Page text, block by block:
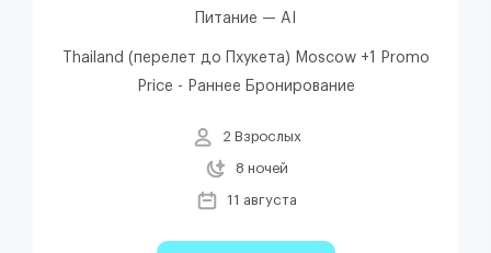
Питание — AI
Thailand (перелет до Пхукета) Moscow +1 Promo
Price - Раннее Бронирование
2 Взрослых
8 ночей
11 августа